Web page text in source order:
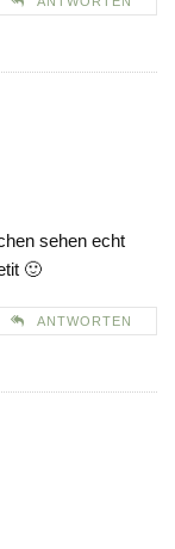
sehen echt
🙂
ANTWORTEN